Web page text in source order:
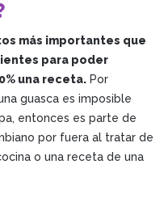
más importantes que
para poder
una receta. Por
guasca es imposible
entonces es parte de
por fuera al tratar de
o una receta de una